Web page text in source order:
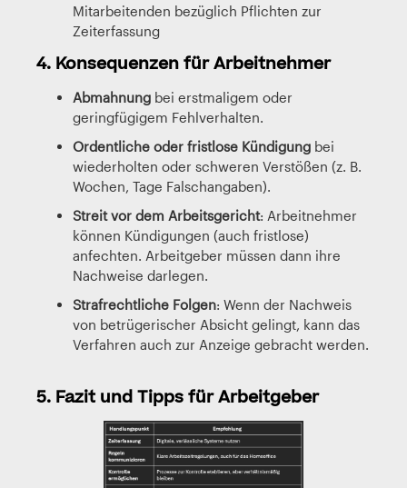
Mitarbeitenden bezüglich Pflichten zur
Zeiterfassung
4. Konsequenzen für Arbeitnehmer
Abmahnung bei erstmaligem oder
geringfügigem Fehlverhalten.
Ordentliche oder fristlose Kündigung bei
wiederholten oder schweren Verstößen (z. B.
Wochen, Tage Falschangaben).
Streit vor dem Arbeitsgericht: Arbeitnehmer
können Kündigungen (auch fristlose)
anfechten. Arbeitgeber müssen dann ihre
Nachweise darlegen.
Strafrechtliche Folgen: Wenn der Nachweis
von betrügerischer Absicht gelingt, kann das
Verfahren auch zur Anzeige gebracht werden.
5. Fazit und Tipps für Arbeitgeber